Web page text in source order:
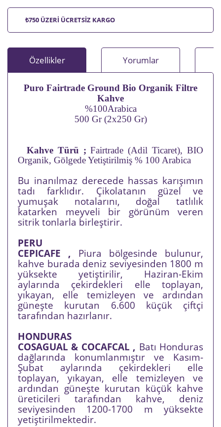
₺750 ÜZERİ ÜCRETSİZ KARGO
Özellikler Yorumlar
Puro Fairtrade Ground Bio Organik Filtre
Kahve
%100Arabica
500 Gr (2x250 Gr)
Kahve Türü ;Fairtrade (Adil Ticaret), BIO
Organik, Gölgede Yetiştirilmiş % 100 Arabica
Bu inanılmaz derecede hassas karışımın
tadı farklıdır. Çikolatanın güzel ve
yumuşak notalarını, doğal tatlılık
katarken meyveli bir görünüm veren
sitrik tonlarla birleştirir.
PERU
CEPICAFE , Piura bölgesinde bulunur,
kahve burada deniz seviyesinden 1800 m
yüksekte yetiştirilir, Haziran-Ekim
aylarında çekirdekleri elle toplayan,
yıkayan, elle temizleyen ve ardından
güneşte kurutan 6.600 küçük çiftçi
tarafından hazırlanır.
HONDURAS
COSAGUAL & COCAFCAL , Batı Honduras
dağlarında konumlanmıştır ve Kasım-
Şubat aylarında çekirdekleri elle
toplayan, yıkayan, elle temizleyen ve
ardından güneşte kurutan küçük kahve
üreticileri tarafından kahve, deniz
seviyesinden 1200-1700 m yüksekte
yetiştirilmektedir.